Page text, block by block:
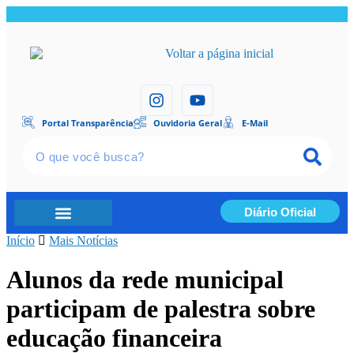
Portal Transparência Ouvidoria Geral E-Mail
Diário Oficial
Início Mais Notícias
Alunos da rede municipal
participam de palestra sobre
educação financeira